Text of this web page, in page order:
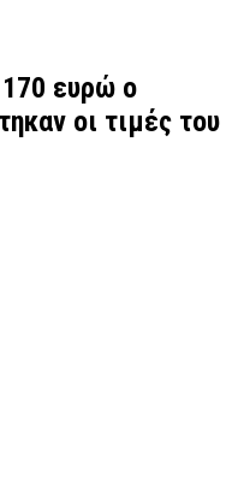
ευρώ ο
οι τιμές του